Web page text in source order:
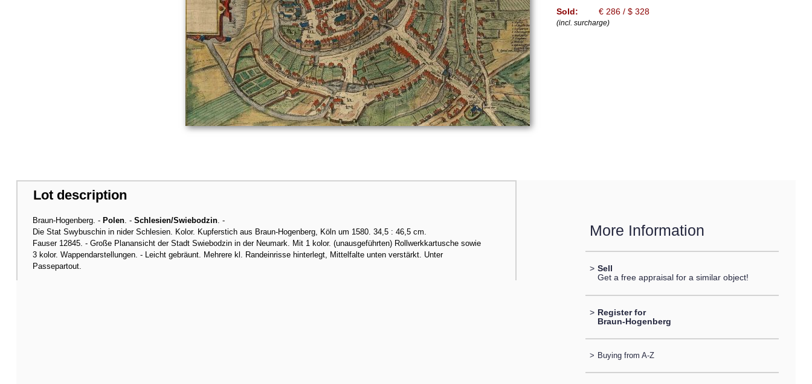
Sold:
€ 286 / $ 328
(incl. surcharge)
Lot description
Braun-Hogenberg. - Polen. - Schlesien/Swiebodzin. -
Die Stat Swybuschin in nider Schlesien. Kolor. Kupferstich aus Braun-Hogenberg, Köln um 1580. 34,5 : 46,5 cm.
Fauser 12845. - Große Planansicht der Stadt Swiebodzin in der Neumark. Mit 1 kolor. (unausgeführten) Rollwerkkartusche sowie
3 kolor. Wappendarstellungen. - Leicht gebräunt. Mehrere kl. Randeinrisse hinterlegt, Mittelfalte unten verstärkt. Unter
Passepartout.
More Information
> Sell
Get a free appraisal for a similar object!
> Register for
Braun-Hogenberg
> Buying from A-Z